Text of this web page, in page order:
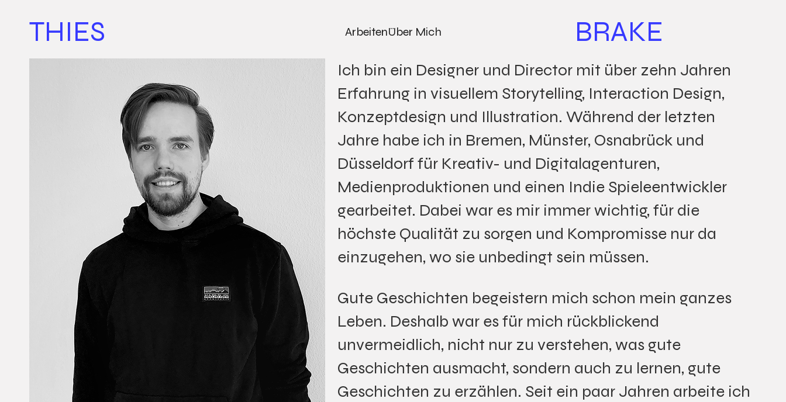
THIES ArbeitenÜber Mich BRAKE
Ich bin ein Designer und Director mit über zehn Jahren
Erfahrung in visuellem Storytelling, Interaction Design,
Konzeptdesign und Illustration. Während der letzten
Jahre habe ich in Bremen, Münster, Osnabrück und
Düsseldorf für Kreativ- und Digitalagenturen,
Medienproduktionen und einen Indie Spieleentwickler
gearbeitet. Dabei war es mir immer wichtig, für die
höchste Qualität zu sorgen und Kompromisse nur da
einzugehen, wo sie unbedingt sein müssen.
Gute Geschichten begeistern mich schon mein ganzes
Leben. Deshalb war es für mich rückblickend
unvermeidlich, nicht nur zu verstehen, was gute
Geschichten ausmacht, sondern auch zu lernen, gute
Geschichten zu erzählen. Seit ein paar Jahren arbeite ich